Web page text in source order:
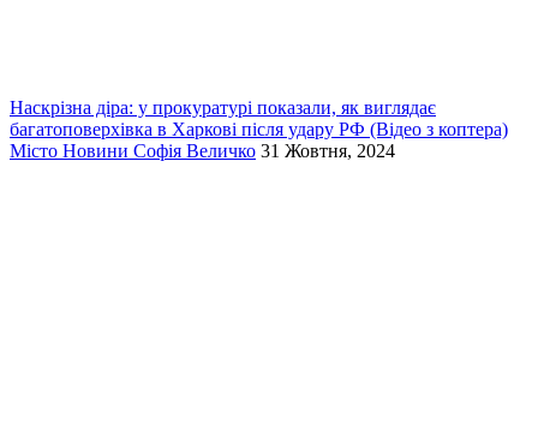
Наскрізна діра: у прокуратурі показали, як виглядає
багатоповерхівка в Харкові після удару РФ (Відео з коптера)
Місто Новини Софія Величко 31 Жовтня, 2024